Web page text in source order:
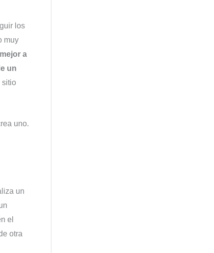
los
muy
a
un
sitio
uno.
un
el
otra